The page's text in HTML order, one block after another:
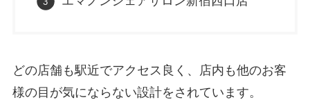
どの店舗も駅近でアクセス良く、店内も他のお客
様の目が気にならない設計をされています。